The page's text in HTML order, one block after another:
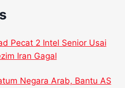
Pecat 2 Intel Senior Usai
Iran Gagal
Negara Arab, Bantu AS